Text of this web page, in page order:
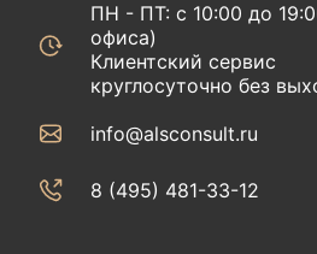
ПН - ПТ: с 10:00 до
офиса)
Клиентский сервис
круглосуточно без
info@alsconsult.ru
8 (495) 481-33-12‬‬